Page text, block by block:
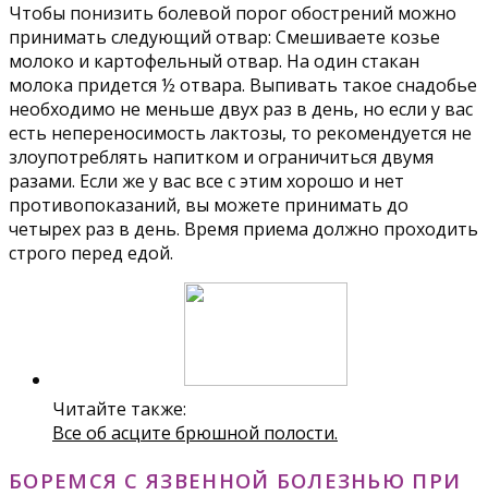
Чтобы понизить болевой порог обострений можно
принимать следующий отвар: Смешиваете козье
молоко и картофельный отвар. На один стакан
молока придется ½ отвара. Выпивать такое снадобье
необходимо не меньше двух раз в день, но если у вас
есть непереносимость лактозы, то рекомендуется не
злоупотреблять напитком и ограничиться двумя
разами. Если же у вас все с этим хорошо и нет
противопоказаний, вы можете принимать до
четырех раз в день. Время приема должно проходить
строго перед едой.
Читайте также:
Все об асците брюшной полости.
БОРЕМСЯ С ЯЗВЕННОЙ БОЛЕЗНЬЮ ПРИ